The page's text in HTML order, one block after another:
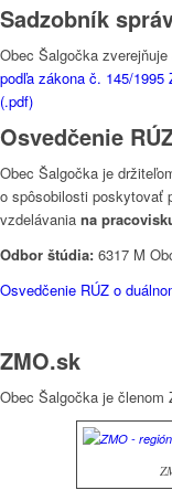
Sadzobník
Obec Šalgočka zverejňuje
podľa zákona č. 145/
(.pdf)
Osvedčenie
Obec Šalgočka je
o spôsobilosti poskytovať
vzdelávania na
Odbor štúdia: 6317 M
Osvedčenie RÚZ o
ZMO.sk
Obec Šalgočka je členom